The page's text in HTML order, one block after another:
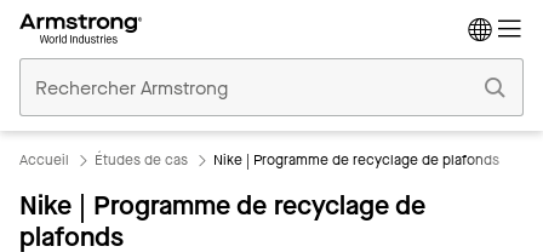
Plafonds
Commerciaux
Accueil Études de cas Nike | Programme de recyclage de plafonds
Nike | Programme de recyclage de
plafonds